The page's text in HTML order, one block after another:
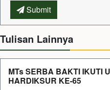
Submit
Tulisan Lainnya
MTs SERBA BAKTI IKUTI
HARDIKSUR KE-65